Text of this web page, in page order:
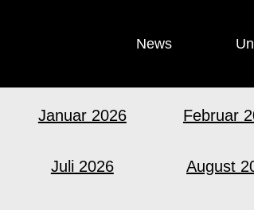
News
Januar 2026 Februar
Juli 2026 August